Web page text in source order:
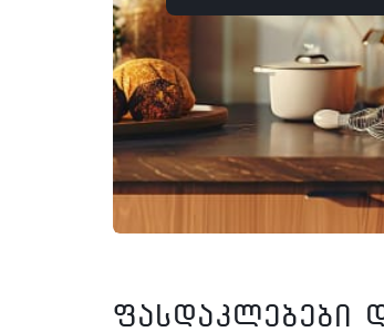
ფასდაკლებები